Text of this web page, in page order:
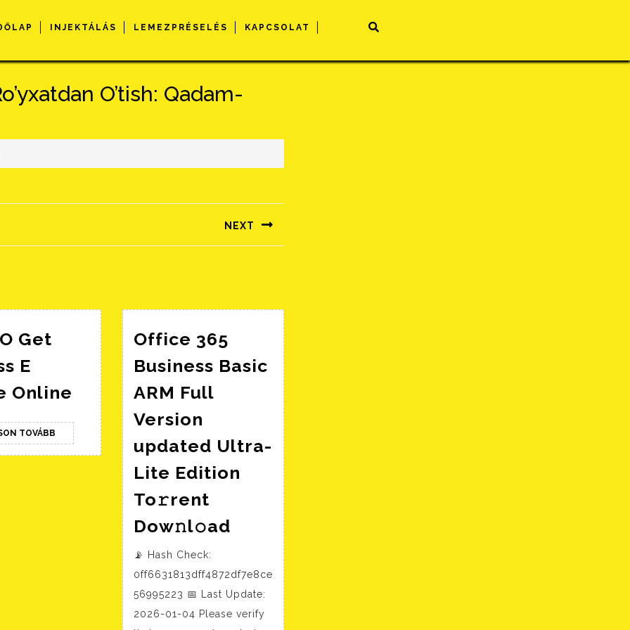
INJEKTÁLÁS LEMEZPRÉSELÉS KAPCSOLAT
O’tish: Qadam-
NEXT
Következő
Get
E
Online Faça
Get
Access
Jogue
Online
TOVÁBBOLVASSON
TOVÁBB
Office 365
Business Basic
ARM Full
Version
updated Ultra-
Lite Edition
To𝚛rent
Dow𝚗l𝚘ad Office
Business
Basic
ARM
📡 Hash Check:
0ff6631813dff4872df7e8ce
56995223 📅 Last Update:
2026-01-04 Please verify